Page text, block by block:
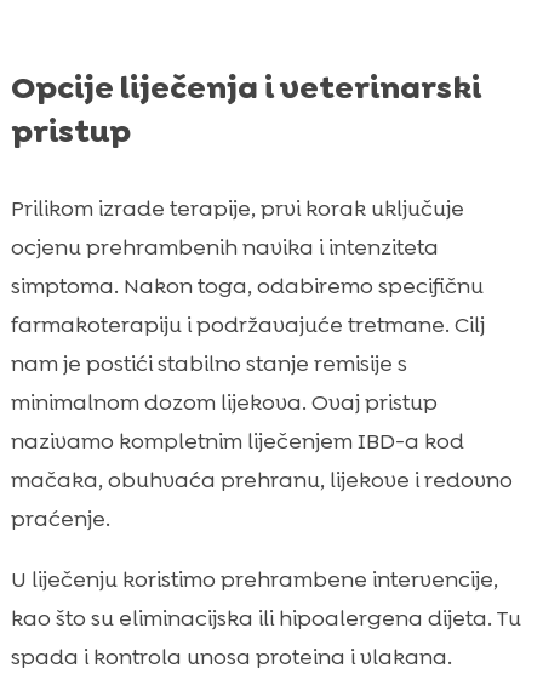
Opcije liječenja i veterinarski
pristup
Prilikom izrade terapije, prvi korak uključuje
ocjenu prehrambenih navika i intenziteta
simptoma. Nakon toga, odabiremo specifičnu
farmakoterapiju i podržavajuće tretmane. Cilj
nam je postići stabilno stanje remisije s
minimalnom dozom lijekova. Ovaj pristup
nazivamo kompletnim liječenjem IBD-a kod
mačaka, obuhvaća prehranu, lijekove i redovno
praćenje.
U liječenju koristimo prehrambene intervencije,
kao što su eliminacijska ili hipoalergena dijeta. Tu
spada i kontrola unosa proteina i vlakana.